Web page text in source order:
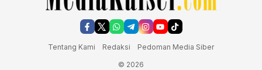
Tentang Kami Redaksi
Pedoman Media Siber
© 2026